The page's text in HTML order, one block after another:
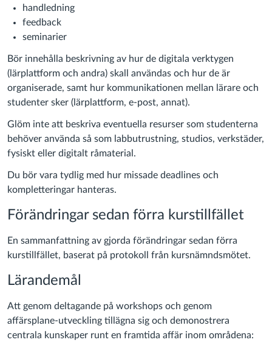
handledning
feedback
seminarier
Bör innehålla beskrivning av hur de digitala verktygen
(lärplattform och andra) skall användas och hur de är
organiserade, samt hur kommunikationen mellan lärare och
studenter sker (lärplattform, e-post, annat).
Glöm inte att beskriva eventuella resurser som studenterna
behöver använda så som labbutrustning, studios, verkstäder,
fysiskt eller digitalt råmaterial.
Du bör vara tydlig med hur missade deadlines och
kompletteringar hanteras.
Förändringar sedan förra kurstillfället
En sammanfattning av gjorda förändringar sedan förra
kurstillfället, baserat på protokoll från kursnämndsmötet.
Lärandemål
Att genom deltagande på workshops och genom
affärsplane-utveckling tillägna sig och demonostrera
centrala kunskaper runt en framtida affär inom områdena: